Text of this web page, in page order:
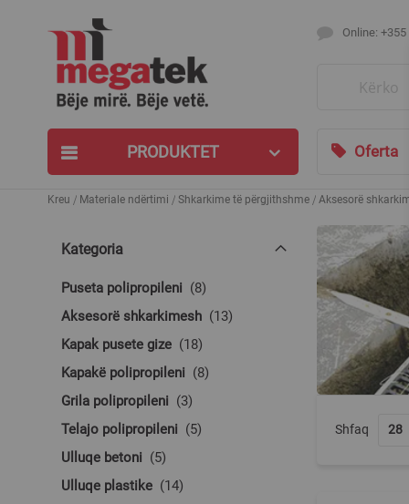
Online:
PRODUKTET Oferta
Kreu Materiale ndërtimi Shkarkime të përgjithshme Aksesorë
Shfaq
Kategoria
Puseta polipropileni 8produkte
Aksesorë shkarkimesh
13produkte
Kapak pusete gize
18produkte
Kapakë polipropileni
8produkte
Grila polipropileni
3produkte
Telajo polipropileni
5produkte
Ulluqe betoni
5produkte
Ulluqe plastike
14produkte